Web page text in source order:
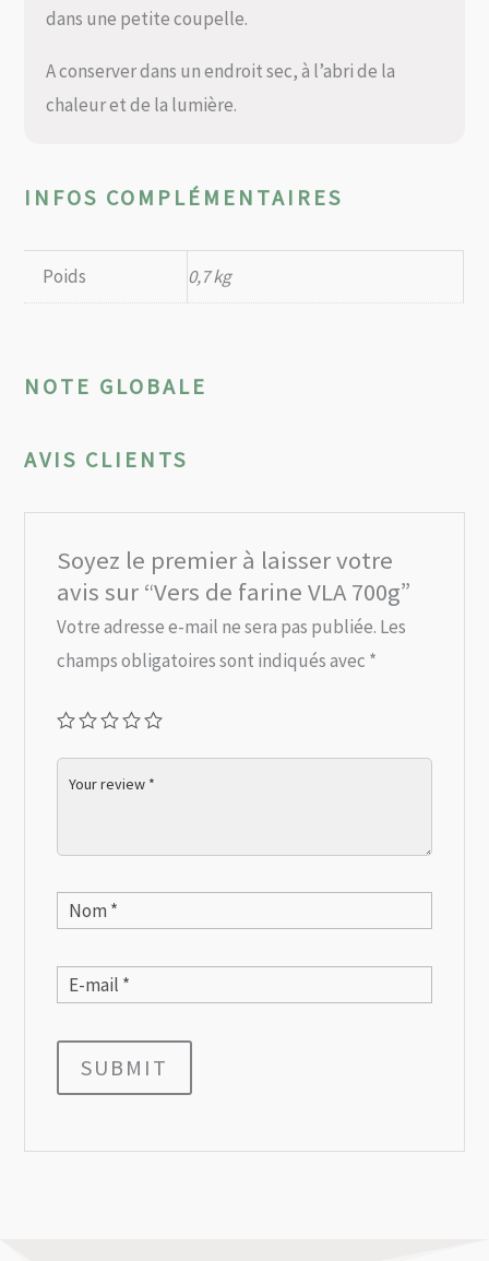
dans une petite coupelle.
A conserver dans un endroit sec, à l’abri de la
chaleur et de la lumière.
INFOS COMPLÉMENTAIRES
Poids 0,7 kg
NOTE GLOBALE
AVIS CLIENTS
Soyez le premier à laisser votre
avis sur “Vers de farine VLA 700g”
Votre adresse e-mail ne sera pas publiée. Les
champs obligatoires sont indiqués avec *
SUBMIT